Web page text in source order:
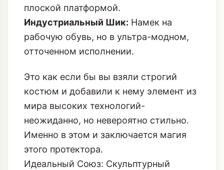
плоской платформой.
Индустриальный Шик: Намек на
рабочую обувь, но в ультра-модном,
отточенном исполнении.
Это как если бы вы взяли строгий
костюм и добавили к нему элемент из
мира высоких технологий-
неожиданно, но невероятно стильно.
Именно в этом и заключается магия
этого протектора.
Идеальный Союз: Скульптурный